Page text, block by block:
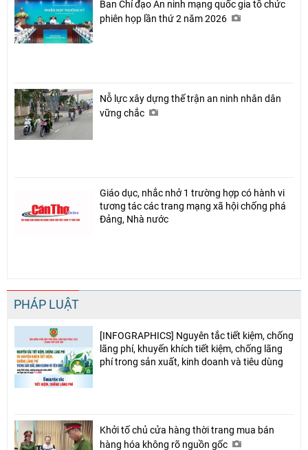
Ban Chỉ đạo An ninh mạng quốc gia tổ chức
phiên họp lần thứ 2 năm 2026
Nỗ lực xây dựng thế trận an ninh nhân dân
vững chắc
Giáo dục, nhắc nhở 1 trường hợp có hành vi
tương tác các trang mạng xã hội chống phá
Đảng, Nhà nước
PHÁP LUẬT
[INFOGRAPHICS] Nguyên tắc tiết kiệm, chống
lãng phí, khuyến khích tiết kiệm, chống lãng
phí trong sản xuất, kinh doanh và tiêu dùng
Khởi tố chủ cửa hàng thời trang mua bán
hàng hóa không rõ nguồn gốc